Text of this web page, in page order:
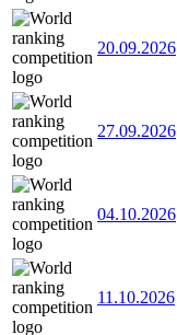
20.09.2026
27.09.2026
04.10.2026
11.10.2026